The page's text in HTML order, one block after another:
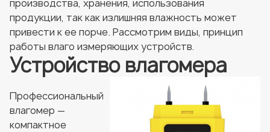
производства, хранения, использования
продукции, так как излишняя влажность может
привести к ее порче. Рассмотрим виды, принцип
работы влаго измеряющих устройств.
Устройство влагомера
Профессиональный
влагомер —
компактное